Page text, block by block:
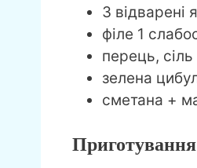
3 відварені
філе 1
перець,
зелена
сметана +